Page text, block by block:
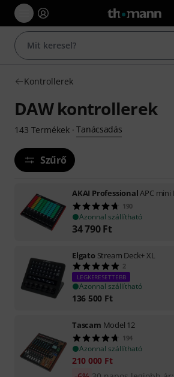
Kontrollerek
DAW kontrollerek
143 Termékek· Tanácsadás
Szűrő
AKAI ProfessionalAPC mini
190
Azonnal szállítható
34 790 Ft
Elgato Stream Deck+ XL
2
LEGKERESETTEBB
Azonnal szállítható
136 500 Ft
Tascam Model 12
194
Azonnal szállítható
210 000 Ft